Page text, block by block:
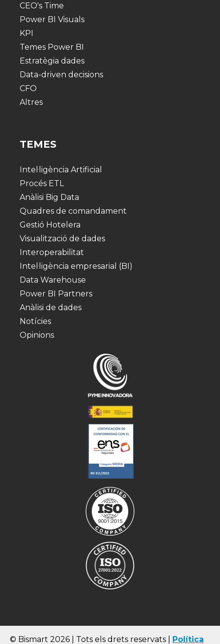
CEO's Time
Power BI Visuals
KPI
Temes Power BI
Estratègia dades
Data-driven decisions
CFO
Altres
TEMES
Intel·ligència Artificial
Procés ETL
Anàlisi Big Data
Quadres de comandament
Gestió Hotelera
Visualització de dades
Interoperabilitat
Intel·ligència empresarial (BI)
Data Warehouse
Power BI Partners
Anàlisi de dades
Notícies
Opinions
© Bismart 2026 | Tots els drets reservats | Política